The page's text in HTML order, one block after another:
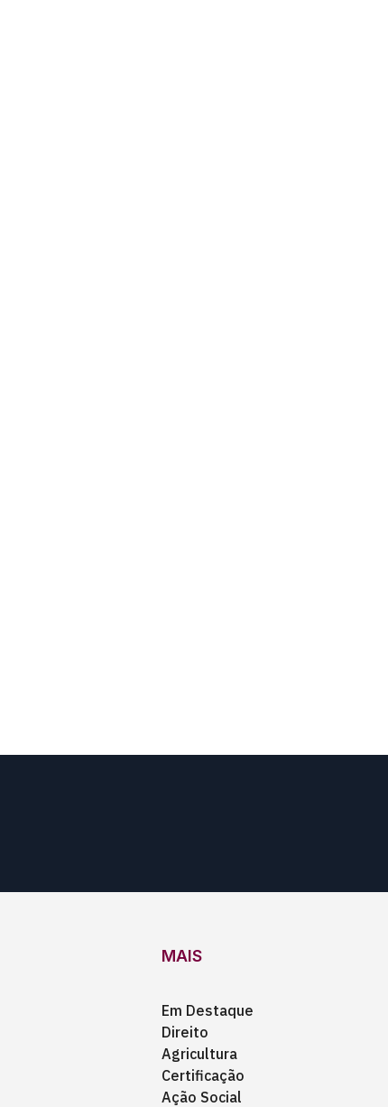
MAIS
Em Destaque
Direito
Agricultura
Certificação
Ação Social